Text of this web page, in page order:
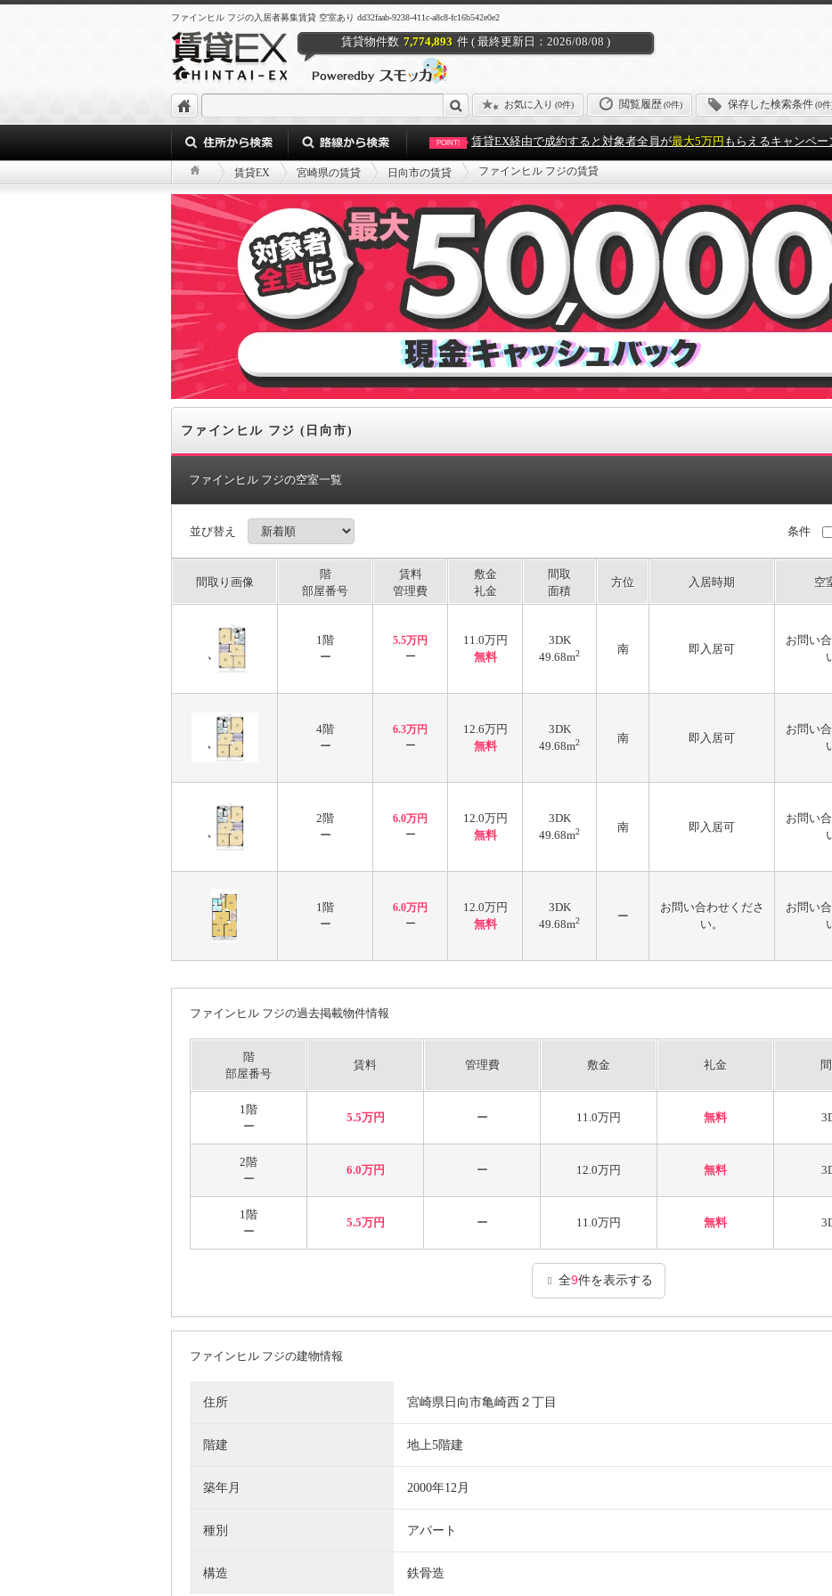
ファインヒル フジの入居者募集賃貸 空室あり dd32faab-9238-411c-a8c8-fc16b542e0e2
賃貸物件数 7,774,893 件 ( 最終更新日：2026/08/08 )
お気に入り (0件) 閲覧履歴(0件) 保存した検索条件(0
POINT! 賃貸EX経由で成約すると対象者全員が最大5万円 もらえるキャンペー
賃貸EX 宮崎県の賃貸 日向市の賃貸 ファインヒル フジの賃貸
ファインヒル フジ (日向市)
ファインヒル フジの空室一覧
並び替え 条件
間取り画像
階
部屋番号
賃料
管理費
敷金
礼金
間取
面積
方位 入居時期 空
1階
ー
5.5万円
ー
11.0万円
無料
3DK
49.68m2 南 即入居可
お問い
4階
ー
6.3万円
ー
12.6万円
無料
3DK
49.68m2 南 即入居可
お問い
2階
ー
6.0万円
ー
12.0万円
無料
3DK
49.68m2 南 即入居可
お問い
1階
ー
6.0万円
ー
12.0万円
無料
3DK
49.68m2 ー
お問い合わせくださ
い。
お問い
ファインヒル フジの過去掲載物件情報
階
部屋番号
賃料 管理費 敷金 礼金
1階
ー
5.5万円 ー 11.0万円 無料
2階
ー
6.0万円 ー 12.0万円 無料
1階
ー
5.5万円 ー 11.0万円 無料
全9件を表示する
ファインヒル フジの建物情報
住所 宮崎県日向市亀崎西２丁目
階建 地上5階建
築年月 2000年12月
種別 アパート
構造 鉄骨造